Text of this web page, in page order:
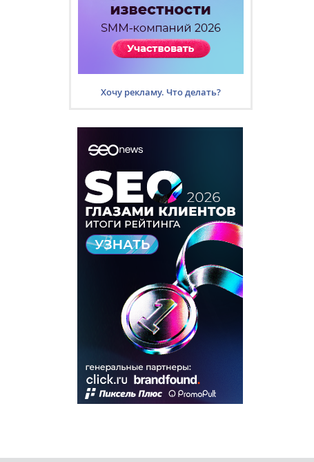
Хочу рекламу. Что делать?